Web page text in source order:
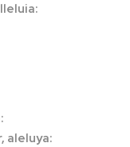
aleluya: